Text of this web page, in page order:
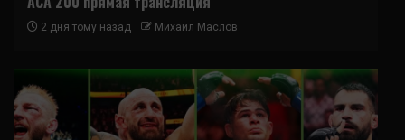
2 дня тому назад Михаил Маслов